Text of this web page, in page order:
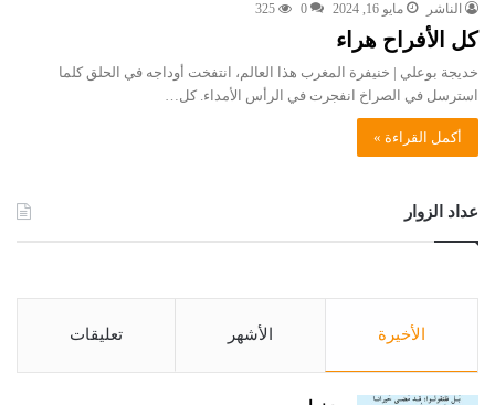
الناشر مايو 16, 2024 0
325
كل الأفراح هراء
خديجة بوعلي | خنيفرة المغرب هذا العالم، انتفخت أوداجه في الحلق كلما
استرسل في الصراخ انفجرت في الرأس الأمداء. كل…
أكمل القراءة »
عداد الزوار
الأخيرة الأشهر تعليقات